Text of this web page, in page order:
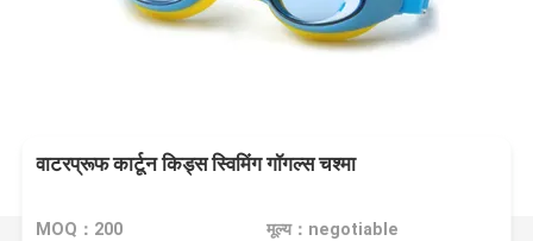
वाटरप्रूफ कार्टून किड्स स्विमिंग गॉगल्स चश्मा
MOQ：200 मूल्य：negotiable